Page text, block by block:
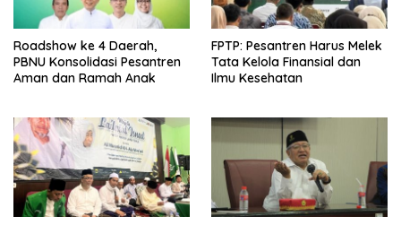
Roadshow ke 4 Daerah,
PBNU Konsolidasi Pesantren
Aman dan Ramah Anak
FPTP: Pesantren Harus Melek
Tata Kelola Finansial dan
Ilmu Kesehatan